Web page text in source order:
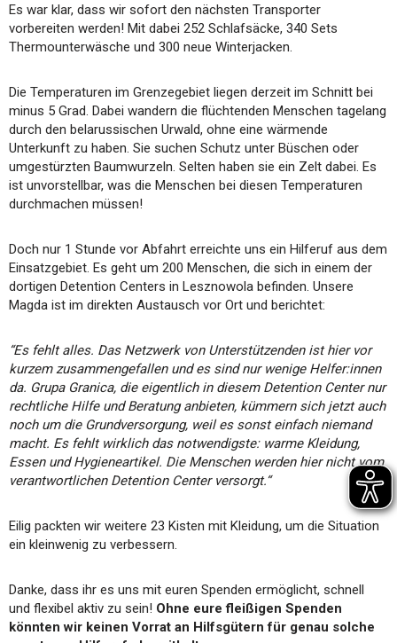
Es war klar, dass wir sofort den nächsten Transporter
vorbereiten werden! Mit dabei 252 Schlafsäcke, 340 Sets
Thermounterwäsche und 300 neue Winterjacken.
Die Temperaturen im Grenzegebiet liegen derzeit im Schnitt bei
minus 5 Grad. Dabei wandern die flüchtenden Menschen tagelang
durch den belarussischen Urwald, ohne eine wärmende
Unterkunft zu haben. Sie suchen Schutz unter Büschen oder
umgestürzten Baumwurzeln. Selten haben sie ein Zelt dabei. Es
ist unvorstellbar, was die Menschen bei diesen Temperaturen
durchmachen müssen!
Doch nur 1 Stunde vor Abfahrt erreichte uns ein Hilferuf aus dem
Einsatzgebiet. Es geht um 200 Menschen, die sich in einem der
dortigen Detention Centers in Lesznowola befinden. Unsere
Magda ist im direkten Austausch vor Ort und berichtet:
“Es fehlt alles. Das Netzwerk von Unterstützenden ist hier vor
kurzem zusammengefallen und es sind nur wenige Helfer:innen
da. Grupa Granica, die eigentlich in diesem Detention Center nur
rechtliche Hilfe und Beratung anbieten, kümmern sich jetzt auch
noch um die Grundversorgung, weil es sonst einfach niemand
macht. Es fehlt wirklich das notwendigste: warme Kleidung,
Essen und Hygieneartikel. Die Menschen werden hier nicht vom
verantwortlichen Detention Center versorgt.“
Eilig packten wir weitere 23 Kisten mit Kleidung, um die Situation
ein kleinwenig zu verbessern.
Danke, dass ihr es uns mit euren Spenden ermöglicht, schnell
und flexibel aktiv zu sein! Ohne eure fleißigen Spenden
könnten wir keinen Vorrat an Hilfsgütern für genau solche